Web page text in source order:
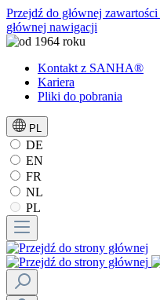
Przejdź do głównej zawartości
głównej nawigacji
Kontakt z SANHA®
Kariera
Pliki do pobrania
PL
DE
EN
FR
NL
PL